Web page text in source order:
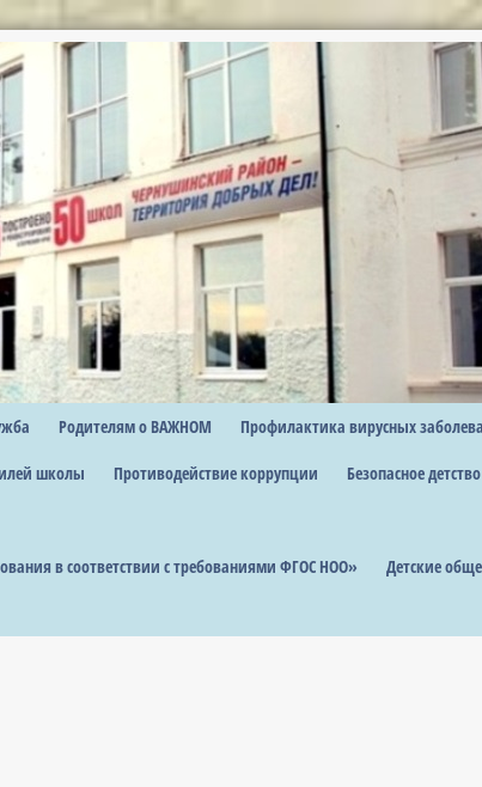
Родителям о ВАЖНОМ Профилактика вирусных
школы Противодействие коррупции Безопасное детство
в соответствии с требованиями ФГОС НОО» Детские